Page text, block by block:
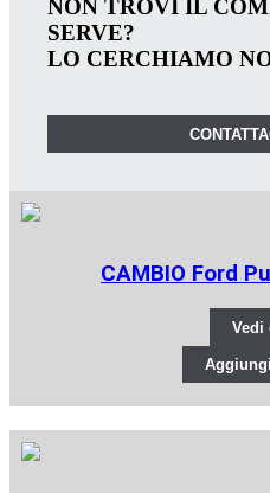
NON TROVI IL
SERVE?
LO CERCHIAMO
CAMBIO Ford
Vedi